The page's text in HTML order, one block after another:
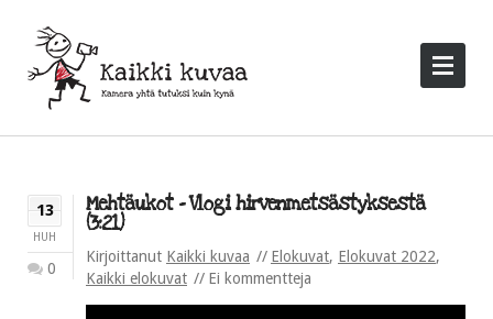
13
HUH
0
Mehtäukot – Vlogi hirvenmetsästyksestä
(3:21)
Kirjoittanut Kaikki kuvaa Elokuvat, Elokuvat 2022,
Kaikki elokuvat
Ei kommentteja